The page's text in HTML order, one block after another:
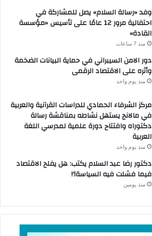
وفد «رسالة السلام» يصل للمشاركة في
احتفالية مرور 12 عامًا على تأسيس «مؤسسة
القادة»
منذ 7 ساعات
دور الامن السيبراني في حماية البيانات الضخمة
وأثره على الاقتصاد الرقمى
منذ يوم واحد
مركز الشرفاء الحمادي للدراسات القرآنية والعربية
في مالانج يستهل نشاطه بمناقشة رسالة
دكتوراه وافتتاح دورة علمية لمدرسي اللغة
العربية
منذ يوم واحد
دكتور رضا عبد السلام يكتب: هل يفلح الاقتصاد
فيما فشلت فيه السياسة؟!
منذ يومين